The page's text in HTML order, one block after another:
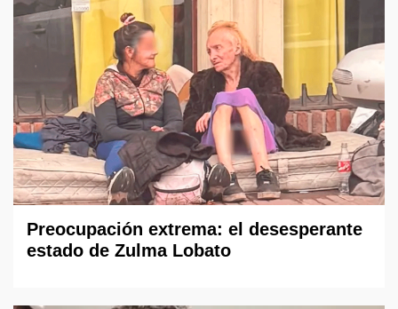
Preocupación extrema: el desesperante
estado de Zulma Lobato